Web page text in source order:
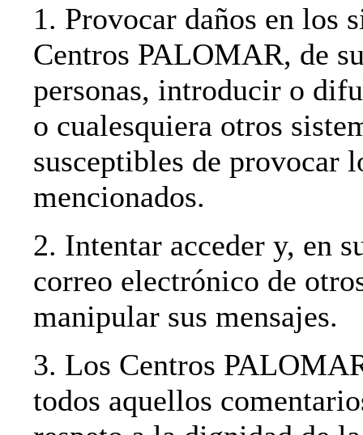
1. Provocar daños en los
Centros PALOMAR, de
personas, introducir o
o cualesquiera otros
susceptibles de provocar
mencionados.
2. Intentar acceder y, en
correo electrónico de
manipular sus mensajes.
3. Los Centros
todos aquellos